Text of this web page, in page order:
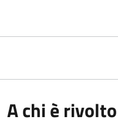
A chi è rivolto